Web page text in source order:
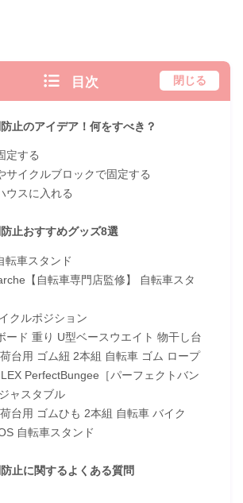
目次 閉じる
止のアイデア！何をすべき？
定する
サイクルブロックで固定する
ウスに入れる
止おすすめグッズ8選
転車スタンド
【自転車専門店監修】 自転車スタ
クルポジション
ード 重り U型ベースウエイト 物干し台
台用 ゴム紐 2本組 自転車 ゴム ロープ
PerfectBungee［パーフェクトバン
ャスタブル
台用 ゴムひも 2本組 自転車 バイク
自転車スタンド
止に関するよくある質問